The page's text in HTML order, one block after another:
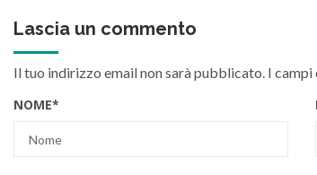
Lascia un commento
Il tuo indirizzo email non sarà pubblicato. I
NOME*